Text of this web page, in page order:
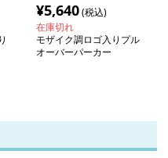
¥5,640(税込)
在庫切れ
モザイク調ロゴ入りプル
オーバーパーカー